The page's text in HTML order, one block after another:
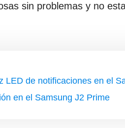
sin problemas y no
LED de notificaciones en el
en el Samsung J2 Prime